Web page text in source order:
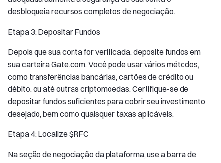
desbloqueia recursos completos de negociação.
Etapa 3: Depositar Fundos
Depois que sua conta for verificada, deposite fundos em
sua carteira Gate.com. Você pode usar vários métodos,
como transferências bancárias, cartões de crédito ou
débito, ou até outras criptomoedas. Certifique-se de
depositar fundos suficientes para cobrir seu investimento
desejado, bem como quaisquer taxas aplicáveis.
Etapa 4: Localize $RFC
Na seção de negociação da plataforma, use a barra de